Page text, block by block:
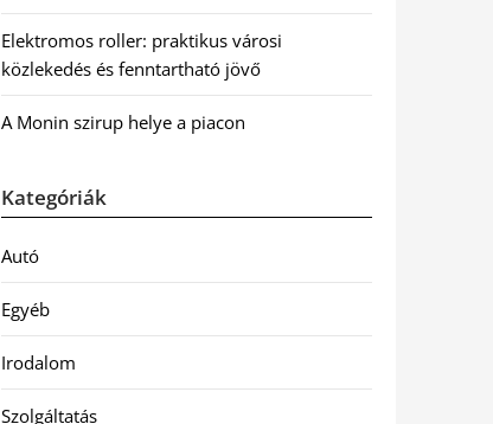
Elektromos roller: praktikus városi
közlekedés és fenntartható jövő
A Monin szirup helye a piacon
Kategóriák
Autó
Egyéb
Irodalom
Szolgáltatás